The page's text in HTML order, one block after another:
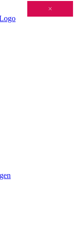
Schließen
×
×
×
×
×
×
×
×
×
×
×
×
×
×
×
×
×
×
×
×
×
×
×
×
×
×
×
×
×
×
×
×
×
×
×
×
×
×
×
×
×
×
×
×
×
×
×
×
×
×
×
×
×
×
×
×
×
×
×
×
×
×
×
×
×
×
×
×
×
×
×
×
×
×
×
×